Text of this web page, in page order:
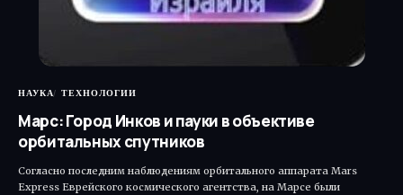
НАУКА ТЕХНОЛОГИИ
Марс: Город Инков и пауки в объективе
орбитальных спутников
Согласно последним наблюдениям орбитального аппарата Mars
Express Еврейского космического агентства, на Марсе были